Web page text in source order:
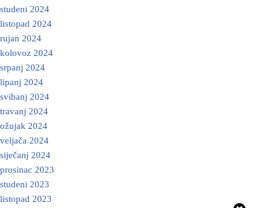
studeni 2024
listopad 2024
rujan 2024
kolovoz 2024
srpanj 2024
lipanj 2024
svibanj 2024
travanj 2024
ožujak 2024
veljača 2024
siječanj 2024
prosinac 2023
studeni 2023
listopad 2023